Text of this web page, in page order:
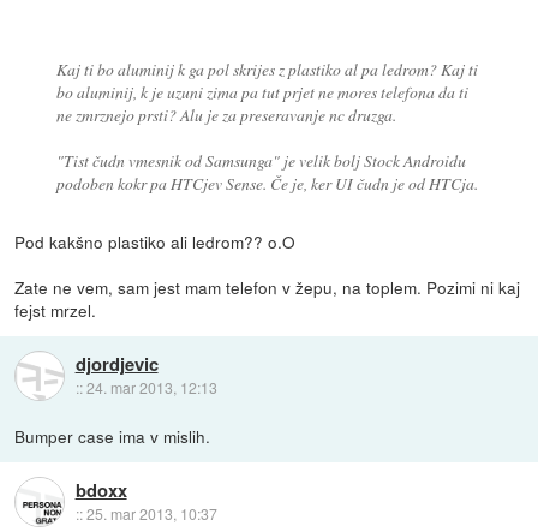
Kaj ti bo aluminij k ga pol skrijes z plastiko al pa ledrom? Kaj ti
bo aluminij, k je uzuni zima pa tut prjet ne mores telefona da ti
ne zmrznejo prsti? Alu je za preseravanje nc druzga.
"Tist čudn vmesnik od Samsunga" je velik bolj Stock Androidu
podoben kokr pa HTCjev Sense. Če je, ker UI čudn je od HTCja.
Pod kakšno plastiko ali ledrom?? o.O
Zate ne vem, sam jest mam telefon v žepu, na toplem. Pozimi ni kaj
fejst mrzel.
djordjevic
::24. mar 2013, 12:13
Bumper case ima v mislih.
bdoxx
::25. mar 2013, 10:37